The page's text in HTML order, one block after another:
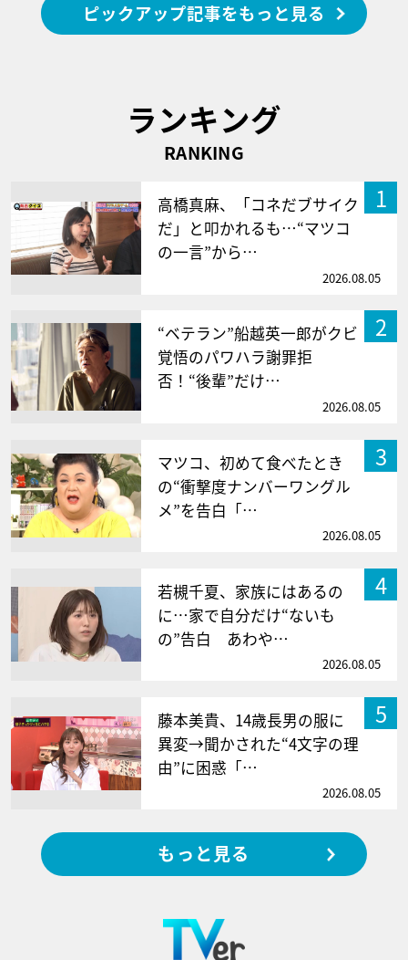
ピックアップ記事をもっと見る
ランキング
RANKING
1
高橋真麻、「コネだブサイク
だ」と叩かれるも…“マツコ
の一言”から…
2026.08.05
2
“ベテラン”船越英一郎がクビ
覚悟のパワハラ謝罪拒
否！“後輩”だけ…
2026.08.05
3
マツコ、初めて食べたとき
の“衝撃度ナンバーワングル
メ”を告白「…
2026.08.05
4
若槻千夏、家族にはあるの
に…家で自分だけ“ないも
の”告白 あわや…
2026.08.05
5
藤本美貴、14歳長男の服に
異変→聞かされた“4文字の理
由”に困惑「…
2026.08.05
もっと見る